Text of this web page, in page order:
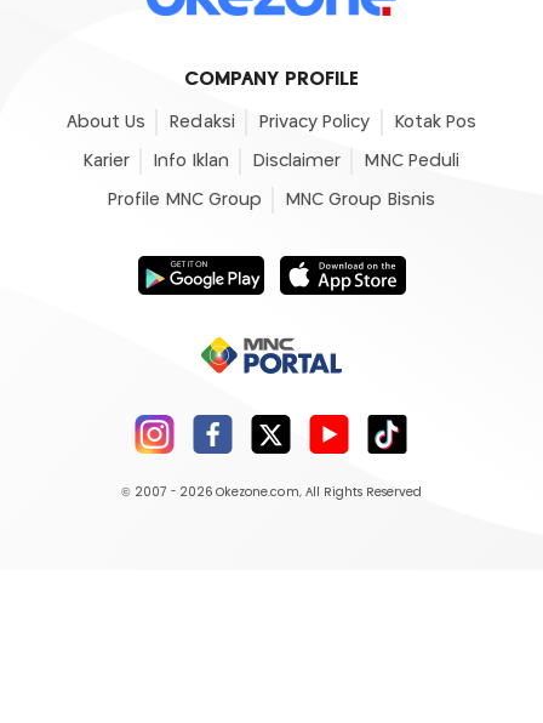
COMPANY PROFILE
About Us Redaksi Privacy Policy Kotak Pos
Karier Info Iklan Disclaimer MNC Peduli
Profile MNC Group MNC Group Bisnis
© 2007 - 2026 Okezone.com, All Rights Reserved